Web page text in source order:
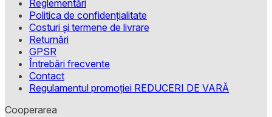
Reglementări
Politica de confidențialitate
Costuri și termene de livrare
Returnări
GPSR
Întrebări frecvente
Contact
Regulamentul promoției REDUCERI DE VARĂ
Cooperarea